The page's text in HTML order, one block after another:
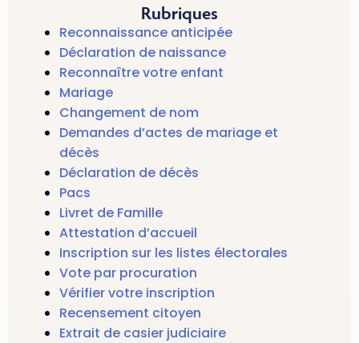
Rubriques
Reconnaissance anticipée
Déclaration de naissance
Reconnaître votre enfant
Mariage
Changement de nom
Demandes d’actes de mariage et
décès
Déclaration de décès
Pacs
Livret de Famille
Attestation d’accueil
Inscription sur les listes électorales
Vote par procuration
Vérifier votre inscription
Recensement citoyen
Extrait de casier judiciaire